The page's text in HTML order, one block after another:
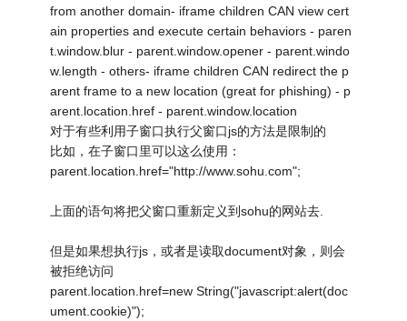
from another domain- iframe children CAN view cert
ain properties and execute certain behaviors - paren
t.window.blur - parent.window.opener - parent.windo
w.length - others- iframe children CAN redirect the p
arent frame to a new location (great for phishing) - p
arent.location.href - parent.window.location
对于有些利用子窗口执行父窗口js的方法是限制的
比如，在子窗口里可以这么使用：
parent.location.href="http://www.sohu.com";
上面的语句将把父窗口重新定义到sohu的网站去.
但是如果想执行js，或者是读取document对象，则会
被拒绝访问
parent.location.href=new String("javascript:alert(doc
ument.cookie)");